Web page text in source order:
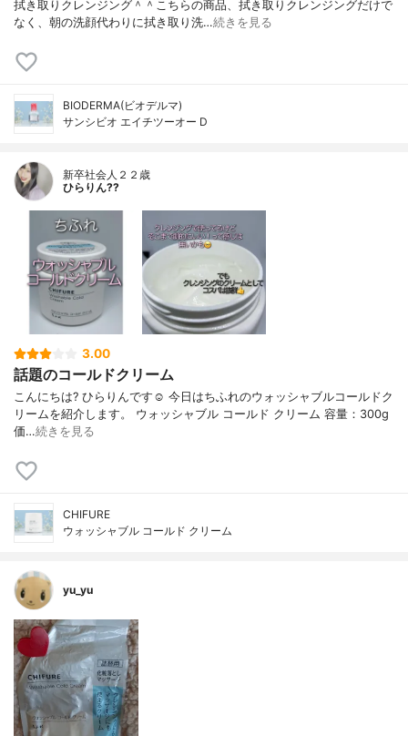
拭き取りクレンジング＾＾こちらの商品、拭き取りクレンジングだけで
なく、朝の洗顔代わりに拭き取り洗…続きを見る
BIODERMA(ビオデルマ)
サンシビオ エイチツーオー D
新卒社会人２２歳
ひらりん??
3.00
話題のコールドクリーム
こんにちは? ひらりんです☺️ 今日はちふれのウォッシャブルコールドク
リームを紹介します。 ウォッシャブル コールド クリーム 容量：300g
価…続きを見る
CHIFURE
ウォッシャブル コールド クリーム
yu_yu